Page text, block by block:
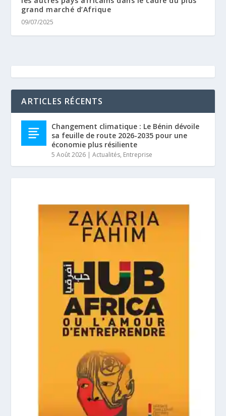
grand marché d’Afrique
09/07/2025
ARTICLES RÉCENTS
Changement climatique : Le Bénin dévoile
sa feuille de route 2026-2035 pour une
économie plus résiliente
5 Août 2026 |Actualités, Entreprise